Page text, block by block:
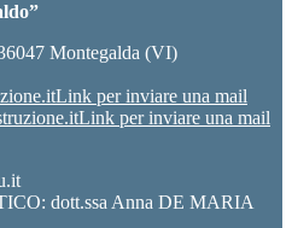
Montegalda (VI)
Link per inviare una mail
Link per inviare una mail
dott.ssa Anna DE MARIA